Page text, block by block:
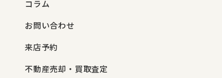
コラム
お問い合わせ
来店予約
不動産売却・買取査定